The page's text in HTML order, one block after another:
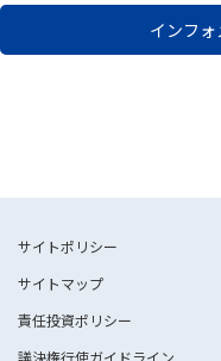
インフ
サイトポリシー
サイトマップ
責任投資ポリシー
議決権行使ガイドライン